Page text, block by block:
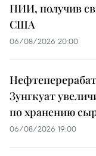
ПИИ, получив
США
06/08/2026 20:00
Зунгкуат
по хранению
06/08/2026 19:00